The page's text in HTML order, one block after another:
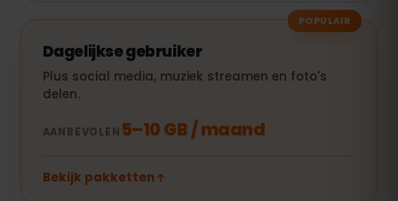
POPULAIR
Dagelijkse gebruiker
Plus social media, muziek streamen en foto's
delen.
AANBEVOLEN 5–10 GB / maand
Bekijk pakketten